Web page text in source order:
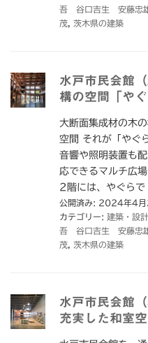
吾 谷口吉生 安藤忠
茂
茨木県の建築
水戸市民会館
構の空間「やぐ
大断面集成材の木
空間 それが「やぐ
音響や照明装置も
応できるマルチ広
2階には、やぐら
公開済み: 2024年4
カテゴリー: 建築・設
吾 谷口吉生 安藤忠
茂
茨木県の建築
水戸市民会館
充実した和室空